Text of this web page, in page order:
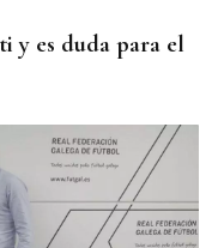
y es duda para el